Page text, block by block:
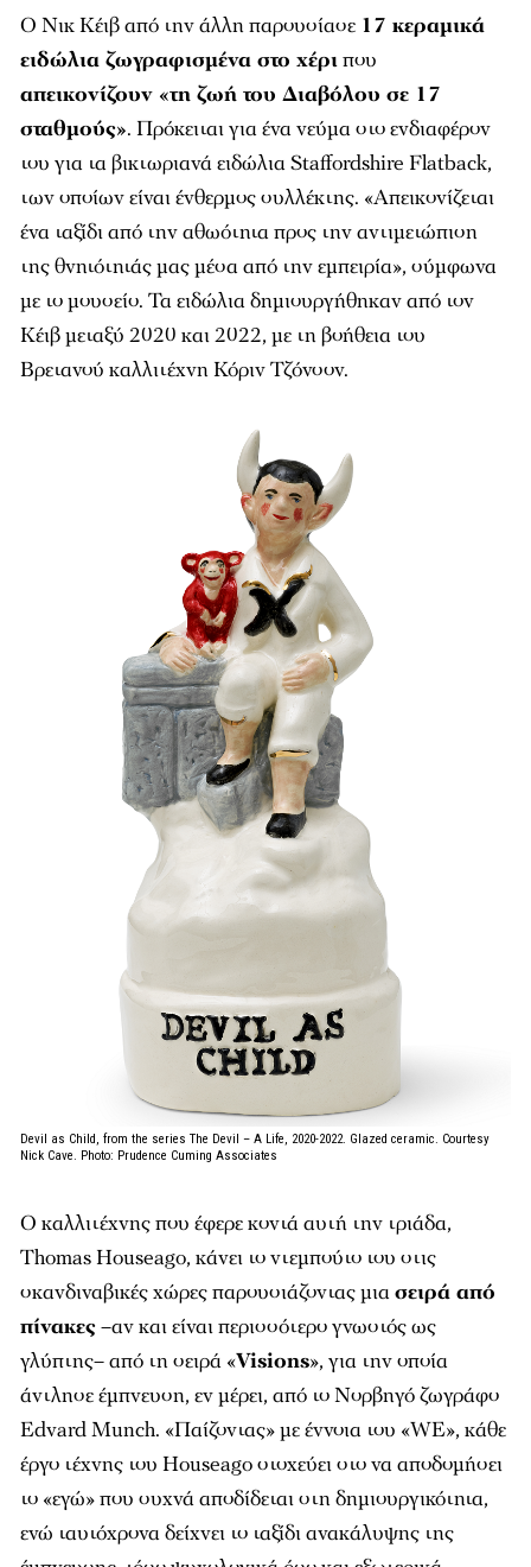
Ο Νικ Κέιβ από την άλλη παρουσίασε 17 κεραμικά
ειδώλια ζωγραφισμένα στο χέριπου
απεικονίζουν «τη ζωή του Διαβόλου σε 17
σταθμούς». Πρόκειται για ένα νεύμα στο ενδιαφέρον
του για τα βικτωριανά ειδώλια Staffordshire Flatback,
των οποίων είναι ένθερμος συλλέκτης. «Απεικονίζεται
ένα ταξίδι από την αθωότητα προς την αντιμετώπιση
της θνητότητάς μας μέσα από την εμπειρία», σύμφωνα
με το μουσείο. Τα ειδώλια δημιουργήθηκαν από τον
Κέιβ μεταξύ 2020 και 2022, με τη βοήθεια του
Βρετανού καλλιτέχνη Κόριν Τζόνσον.
Devil as Child, from the series The Devil – A Life, 2020-2022. Glazed ceramic. Courtesy
Nick Cave. Photo: Prudence Cuming Associates
Ο καλλιτέχνης που έφερε κοντά αυτή την τριάδα,
Thomas Houseago, κάνει το ντεμπούτο του στις
σκανδιναβικές χώρες παρουσιάζοντας μιασειρά από
πίνακες–αν και είναι περισσότερο γνωστός ως
γλύπτης– από τη σειρά «Visions», για την οποία
άντλησε έμπνευση, εν μέρει, από το Νορβηγό ζωγράφο
Edvard Munch. «Παίζοντας» με έννοια του «WE», κάθε
έργο τέχνης του Houseago στοχεύει στο να αποδομήσει
το «εγώ» που συχνά αποδίδεται στη δημιουργικότητα,
ενώ ταυτόχρονα δείχνει το ταξίδι ανακάλυψης της